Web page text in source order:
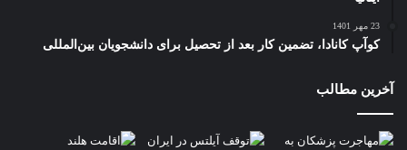
23 مهر 1401
کوآپ کانادا، تضمین کار بعد از تحصیل برای دانشجویان بین‌المللی
آخرین مطالب